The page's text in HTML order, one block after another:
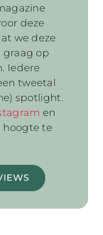
deze
we deze
graag op
Iedere
tweetal
spotlight.
en
hoogte te